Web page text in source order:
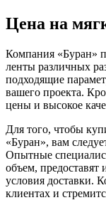
Цена на
Компания «Буран»
ленты различных
подходящие
вашего проекта.
цены и высокое
Для того, чтобы
«Буран», вам
Опытные
объем,
условия доставки.
клиентах и